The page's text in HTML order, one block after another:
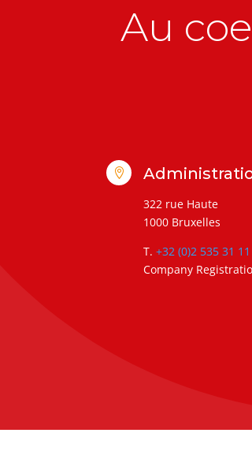
Au

322 rue Haute
1000 Bruxelles
T. +32 (0)2 535 31 11
Company